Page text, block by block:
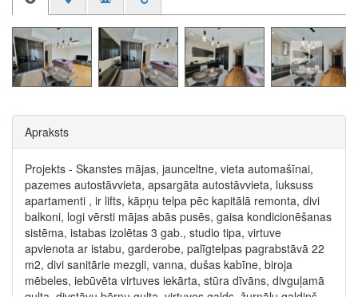
Apraksts
Projekts - Skanstes mājas, jaunceltne, vieta automašīnai,
pazemes autostāvvieta, apsargāta autostāvvieta, luksuss
apartamenti , ir lifts, kāpņu telpa pēc kapitālā remonta, divi
balkoni, logi vērsti mājas abās pusēs, gaisa kondicionēšanas
sistēma, istabas izolētas 3 gab., studio tipa, virtuve
apvienota ar istabu, garderobe, palīgtelpas pagrabstāvā 22
m2, divi sanitārie mezgli, vanna, dušas kabīne, biroja
mēbeles, iebūvēta virtuves iekārta, stūra dīvāns, divguļamā